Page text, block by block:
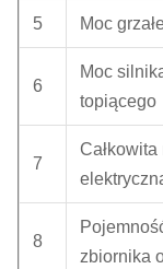
5 Moc
6
Moc
topiącego
7
Całkowita
8
zbiornika